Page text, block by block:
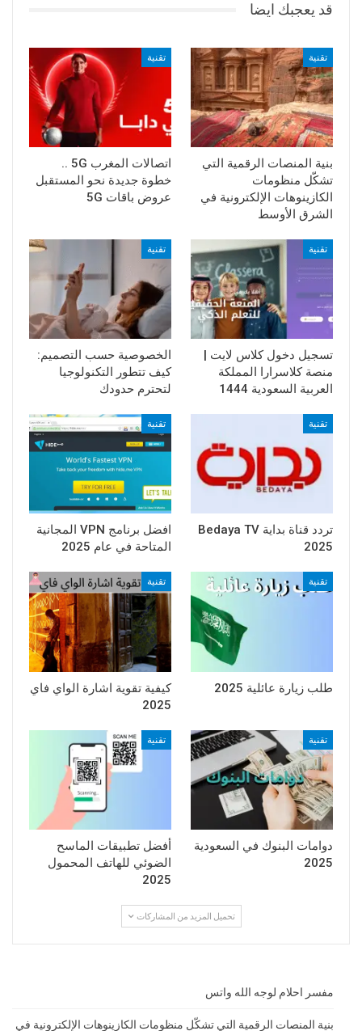
قد يعجبك ايضا
تقنية
بنية المنصات الرقمية التي
تشكّل منظومات
الكازينوهات الإلكترونية في
الشرق الأوسط
تقنية
اتصالات المغرب 5G ..
خطوة جديدة نحو المستقبل
عروض باقات 5G
تقنية
تسجيل دخول كلاس لايت |
منصة كلاسرارا المملكة
العربية السعودية 1444
تقنية
الخصوصية حسب التصميم:
كيف تتطور التكنولوجيا
لتحترم حدودك
تقنية
تردد قناة بداية Bedaya TV
2025
تقنية
افضل برنامج VPN المجانية
المتاحة في عام 2025
تقنية
طلب زيارة عائلية 2025
تقنية
كيفية تقوية اشارة الواي فاي
2025
تقنية
دوامات البنوك في السعودية
2025
تقنية
أفضل تطبيقات الماسح
الضوئي للهاتف المحمول
2025
تحميل المزيد من المشاركات
مفسر احلام لوجه الله واتس
بنية المنصات الرقمية التي تشكّل منظومات الكازينوهات الإلكترونية في